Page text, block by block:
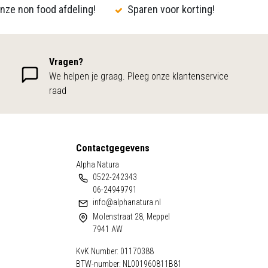
non food afdeling! Sparen voor korting!
Vragen?
We helpen je graag. Pleeg onze klantenservice
raad
Contactgegevens
Alpha Natura
0522-242343
06-24949791
info@alphanatura.nl
Molenstraat 28, Meppel
7941 AW
KvK Number: 01170388
BTW-number: NL001960811B81